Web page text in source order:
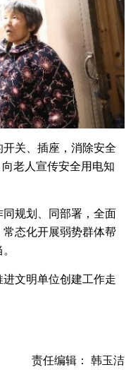
关、插座，消除安全
老人宣传安全用电知
规划、同部署，全面
态化开展弱势群体帮
文明单位创建工作走
责任编辑： 韩玉洁